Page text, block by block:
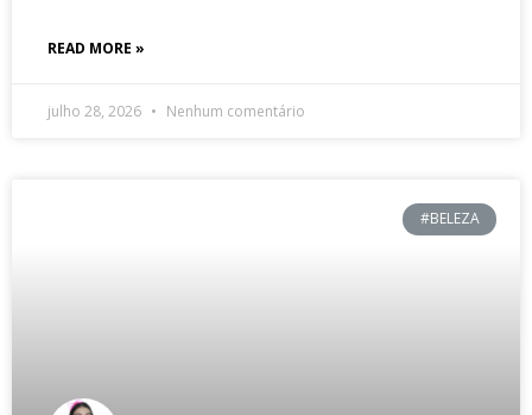
READ MORE »
julho 28, 2026 Nenhum comentário
#BELEZA